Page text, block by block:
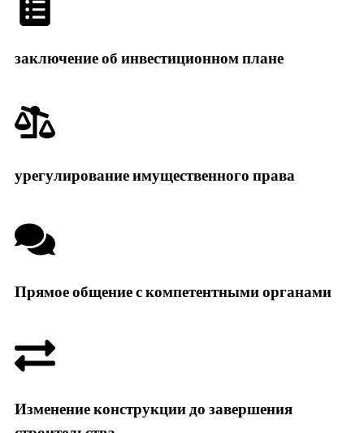
заключение об инвестиционном плане
урегулирование имущественного права
Прямое общение с компетентными органами
Изменение конструкции до завершения